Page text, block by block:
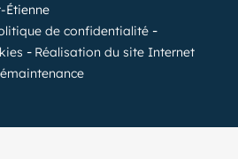
Étienne
de confidentialité
Réalisation du site Internet